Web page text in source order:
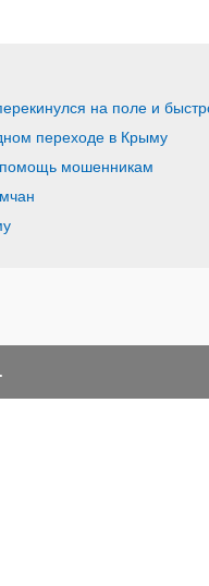
на поле и
переходе в Крыму
помощь мошенникам